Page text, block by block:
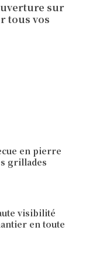
sur
tous vos
en pierre
grillades
visibilité
en toute